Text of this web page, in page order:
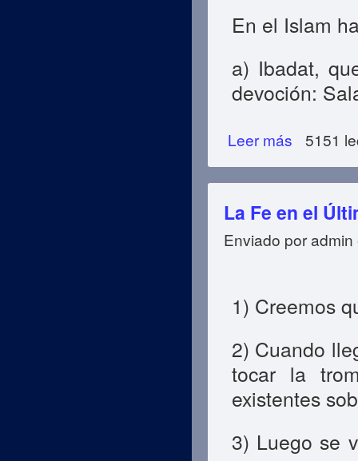
En el Islam
a) Ibadat,
devoción:
Leer más sobre IBADAT
5151
La Fe en el
Enviado poradmin
1) Creemos
2) Cuando
tocar la
existentes
3) Luego se